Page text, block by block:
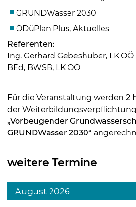
Skip to main
GRUNDWasser 2030
ÖDüPlan Plus, Aktuelles
Referenten:
Ing. Gerhard Gebeshuber, LK
BEd, BWSB, LK OÖ
Für die Veranstaltung werden 2
der
„Vorbeugender
GRUNDWasser 2030“
weitere Termine
August 2026